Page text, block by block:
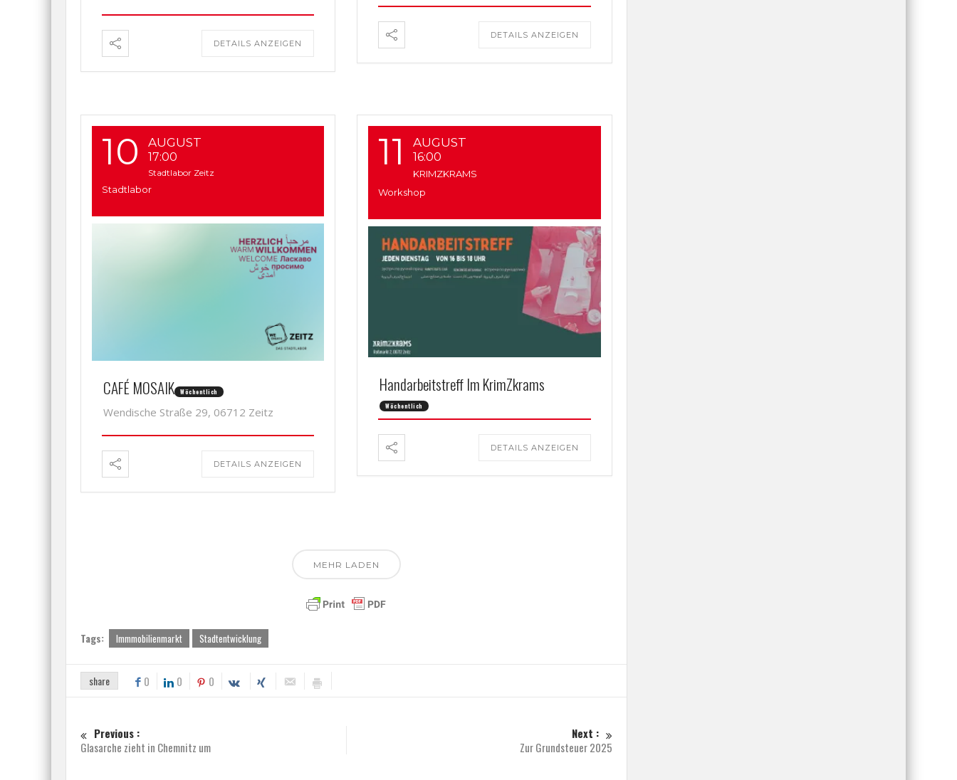
DETAILS ANZEIGEN
DETAILS ANZEIGEN
10 AUGUST
17:00
Stadtlabor Zeitz
Stadtlabor
CAFÉ MOSAIK Wöchentlich
Wendische Straße 29, 06712 Zeitz
DETAILS ANZEIGEN
11 AUGUST
16:00
KRIMZKRAMS
Workshop
Handarbeitstreff Im KrimZkrams
Wöchentlich
DETAILS ANZEIGEN
MEHR LADEN
Tags: Immmobilienmarkt Stadtentwicklung
share 0 0 0
Previous :
Glasarche zieht in Chemnitz um
Next :
Zur Grundsteuer 2025